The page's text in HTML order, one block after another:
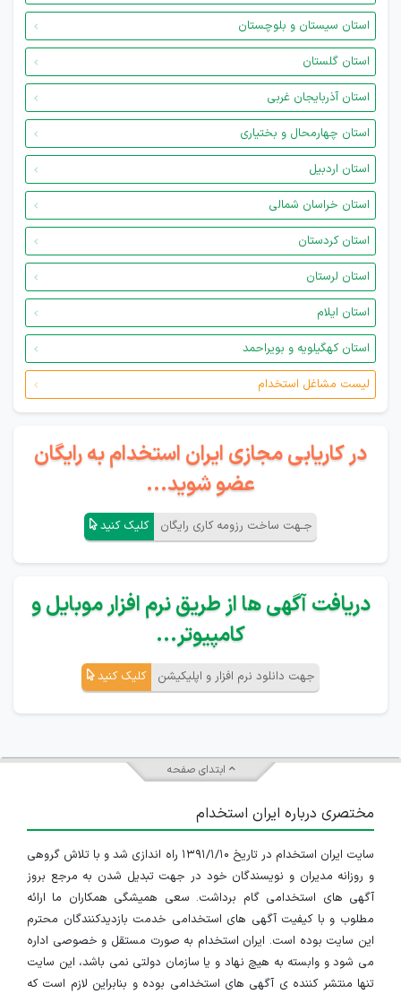
استان سیستان و بلوچستان
استان گلستان
استان آذربایجان غربی
استان چهارمحال و بختیاری
استان اردبیل
استان خراسان شمالی
استان کردستان
استان لرستان
استان ایلام
استان کهگیلویه و بویراحمد
لیست مشاغل استخدام
در کاریابی مجازی ایران استخدام به رایگان
عضو شوید...
جـهت ساخت رزومه کاری رایگان کلیک کنید
دریافت آگهی ها از طریق نرم افزار موبایل و
کامپیوتر...
جهت دانلود نرم افزار و اپلیکیشن کلیک کنید
ابتدای صفحه
مختصری درباره ایران استخدام
سایت ایران استخدام در تاریخ ۱۳۹۱/۱/۱۰ راه اندازی شد و با تلاش گروهی
و روزانه مدیران و نویسندگان خود در جهت تبدیل شدن به مرجع بروز
آگهی های استخدامی گام برداشت. سعی همیشگی همکاران ما ارائه
مطلوب و با کیفیت آگهی های استخدامی خدمت بازدیدکنندگان محترم
این سایت بوده است. ایران استخدام به صورت مستقل و خصوصی اداره
می شود و وابسته به هیچ نهاد و یا سازمان دولتی نمی باشد، این سایت
تنها منتشر کننده ی آگهی های استخدامی بوده و بنابراین لازم است که